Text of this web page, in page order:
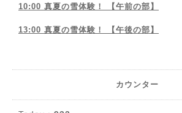
10:00 真夏の雪体験！ 【午前の部】
13:00 真夏の雪体験！ 【午後の部】
カウンター